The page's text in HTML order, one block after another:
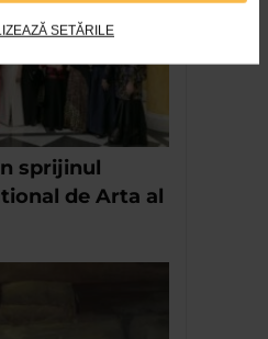
SETĂRILE
sprijinul
de Arta al